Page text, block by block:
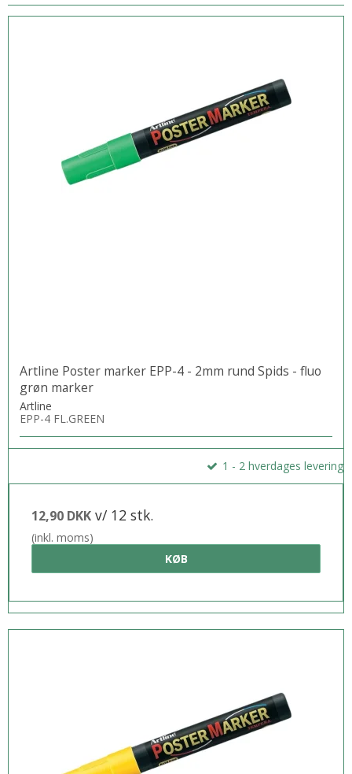
Artline Poster marker EPP-4 - 2mm rund Spids - fluo
grøn marker
Artline
EPP-4 FL.GREEN
1 - 2 hverdages levering
12,90 DKK v/ 12 stk.
(inkl. moms)
KØB